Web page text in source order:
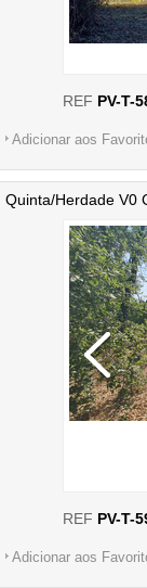
REF PV-T-
Adicionar aos
Quinta/Herdade V0
REF PV-T-
Adicionar aos